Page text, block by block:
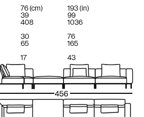
76 (cm) 193 (in)
39
99
408
1036
30
76
65
165
17 43